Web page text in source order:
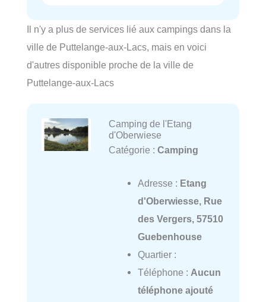
Il n'y a plus de services lié aux campings dans la
ville de Puttelange-aux-Lacs, mais en voici
d'autres disponible proche de la ville de
Puttelange-aux-Lacs
Camping de l'Etang
d'Oberwiese
Catégorie : Camping
Adresse : Etang
d'Oberwiesse, Rue
des Vergers, 57510
Guebenhouse
Quartier :
Téléphone : Aucun
téléphone ajouté